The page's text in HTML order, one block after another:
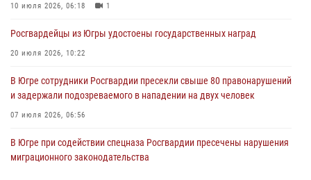
Генерал-полковник Юрий Аверин выступил на Всероссийском
04 августа 2026, 11:11 2
10 июля 2026, 06:18 1
Росгвардейцы из Югры удостоены государственных наград
20 июля 2026, 10:22
В Югре сотрудники Росгвардии пресекли свыше 80 правонарушений
и задержали подозреваемого в нападении на двух человек
07 июля 2026, 06:56
В Югре при содействии спецназа Росгвардии пресечены нарушения
миграционного законодательства